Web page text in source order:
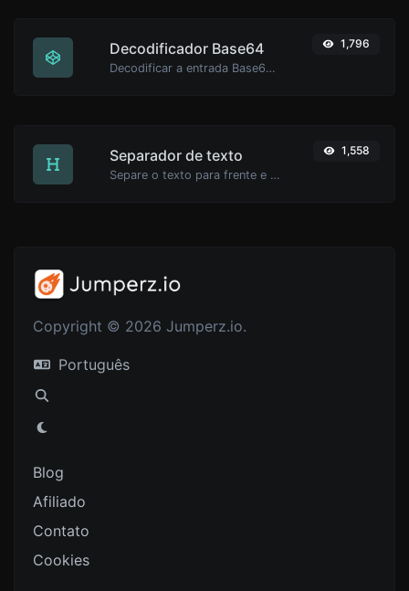
Decodificador Base64
Decodificar a entrada Base64 de volta para string.
1,796
Separador de texto
Separe o texto para frente e para trás por novas linhas, vírgulas, pontos... etc.
1,558
Copyright © 2026 Jumperz.io.
Português
Blog
Afiliado
Contato
Cookies